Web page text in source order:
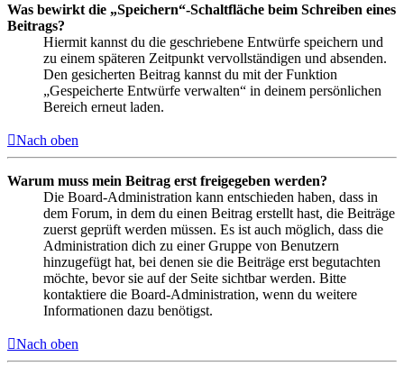
Was bewirkt die „Speichern“-Schaltfläche beim Schreiben eines
Beitrags?
Hiermit kannst du die geschriebene Entwürfe speichern und
zu einem späteren Zeitpunkt vervollständigen und absenden.
Den gesicherten Beitrag kannst du mit der Funktion
„Gespeicherte Entwürfe verwalten“ in deinem persönlichen
Bereich erneut laden.
Nach oben
Warum muss mein Beitrag erst freigegeben werden?
Die Board-Administration kann entschieden haben, dass in
dem Forum, in dem du einen Beitrag erstellt hast, die Beiträge
zuerst geprüft werden müssen. Es ist auch möglich, dass die
Administration dich zu einer Gruppe von Benutzern
hinzugefügt hat, bei denen sie die Beiträge erst begutachten
möchte, bevor sie auf der Seite sichtbar werden. Bitte
kontaktiere die Board-Administration, wenn du weitere
Informationen dazu benötigst.
Nach oben